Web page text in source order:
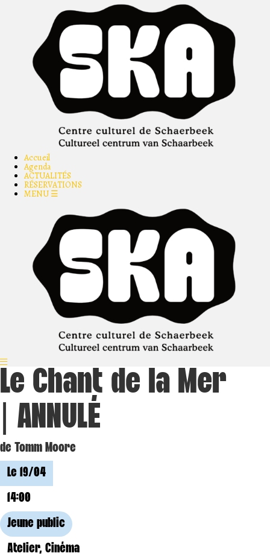
Accueil
Agenda
ACTUALITÉS
RÉSERVATIONS
MENU ☰
Le Chant de la Mer
| ANNULÉ
de Tomm Moore
Le 19/04
14:00
Jeune public
Atelier, Cinéma